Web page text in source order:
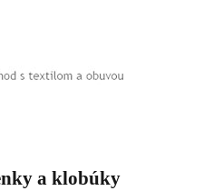
a klobúky